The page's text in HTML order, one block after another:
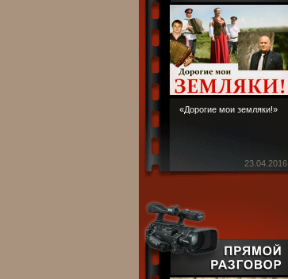
«Дорогие мои земляки!»
23.04.2016